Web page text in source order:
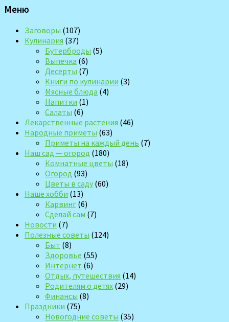
Меню
Заговоры (107)
Кулинария (37)
Бутерброды (5)
Выпечка (6)
Десерты (7)
Книги по кулинарии (3)
Мясные блюда (4)
Напитки (1)
Салаты (6)
Лекарственные растения (46)
Народные приметы (63)
Приметы на каждый день (7)
Наш сад — огород (180)
Комнатные цветы (18)
Огород (93)
Цветы в саду (60)
Наше хобби (13)
Карвинг (6)
Сделай сам (7)
Новости (7)
Полезные советы (124)
Быт (8)
Здоровье (55)
Интернет (6)
Отдых, путешествия (14)
Родителям о детях (29)
Финансы (8)
Праздники (75)
Новогодние советы (35)